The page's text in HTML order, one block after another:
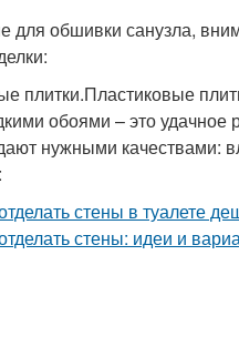
обшивки санузла,
плитки.Пластиковые
обоями – это
нужными качествами: